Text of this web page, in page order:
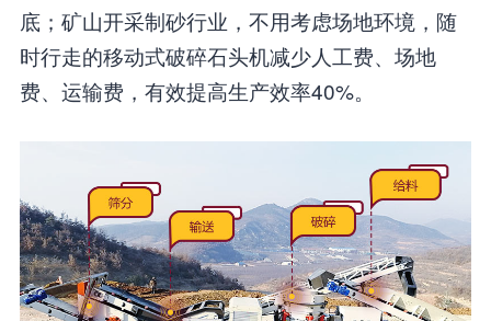
底；矿山开采制砂行业，不用考虑场地环境，随
时行走的移动式破碎石头机减少人工费、场地
费、运输费，有效提高生产效率40%。